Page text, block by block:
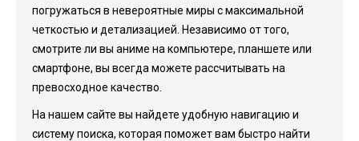
погружаться в невероятные миры с максимальной
четкостью и детализацией. Независимо от того,
смотрите ли вы аниме на компьютере, планшете или
смартфоне, вы всегда можете рассчитывать на
превосходное качество.
На нашем сайте вы найдете удобную навигацию и
систему поиска, которая поможет вам быстро найти